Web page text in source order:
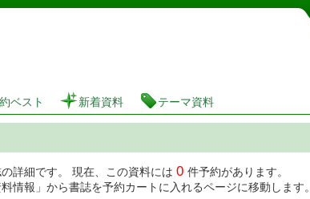
図書館 蔵書検索・予約システム
ベスト 新着資料 テーマ資料
詳細です。 現在、この資料には 0 件予約があります。
情報」から書誌を予約カートに入れるページに移動します。